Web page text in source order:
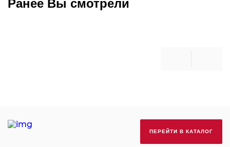
Ранее Вы смотрели
ПЕРЕЙТИ В КАТАЛОГ